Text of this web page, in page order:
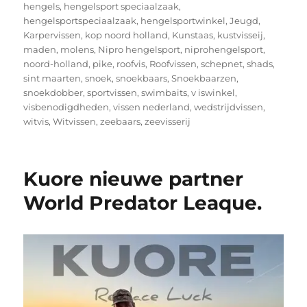
hengels, hengelsport speciaalzaak,
hengelsportspeciaalzaak, hengelsportwinkel,Jeugd,
Karpervissen, kop noord holland, Kunstaas, kustvisseij,
maden, molens, Nipro hengelsport, niprohengelsport,
noord-holland, pike, roofvis, Roofvissen,schepnet,shads,
sint maarten,snoek,snoekbaars,Snoekbaarzen,
snoekdobber,sportvissen,swimbaits,v iswinkel,
visbenodigdheden,vissen nederland,wedstrijdvissen,
witvis,Witvissen,zeebaars,zeevisserij
Kuore nieuwe partner
World Predator Leaque.